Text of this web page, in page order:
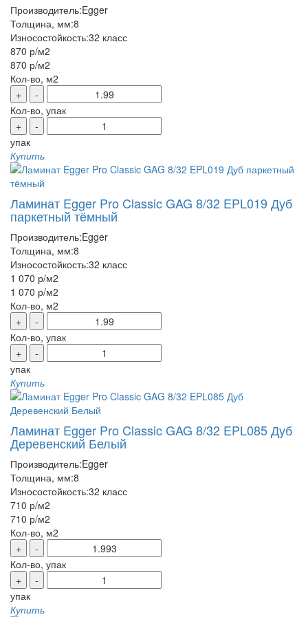
Производитель:Egger
Толщина, мм:8
Износостойкость:32 класс
870 р/м2
870 р/м2
Кол-во, м2
+
-
Кол-во, упак
+
-
упак
Купить
Ламинат Egger Pro Classic GAG 8/32 EPL019 Дуб
паркетный тёмный
Производитель:Egger
Толщина, мм:8
Износостойкость:32 класс
1 070 р/м2
1 070 р/м2
Кол-во, м2
+
-
Кол-во, упак
+
-
упак
Купить
Ламинат Egger Pro Classic GAG 8/32 EPL085 Дуб
Деревенский Белый
Производитель:Egger
Толщина, мм:8
Износостойкость:32 класс
710 р/м2
710 р/м2
Кол-во, м2
+
-
Кол-во, упак
+
-
упак
Купить